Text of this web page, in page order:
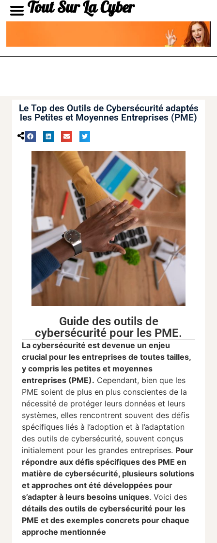
Tout Sur La Cyber
Le Top des Outils de Cybersécurité adaptés
les Petites et Moyennes Entreprises (PME)
Guide des outils de
cybersécurité pour les PME.
La cybersécurité est devenue un enjeu
crucial pour les entreprises de toutes tailles,
y compris les petites et moyennes
entreprises (PME). Cependant, bien que les
PME soient de plus en plus conscientes de la
nécessité de protéger leurs données et leurs
systèmes, elles rencontrent souvent des défis
spécifiques liés à l’adoption et à l’adaptation
des outils de cybersécurité, souvent conçus
initialement pour les grandes entreprises. Pour
répondre aux défis spécifiques des PME en
matière de cybersécurité, plusieurs solutions
et approches ont été développées pour
s’adapter à leurs besoins uniques. Voici des
détails des outils de cybersécurité pour les
PME et des exemples concrets pour chaque
approche mentionnée